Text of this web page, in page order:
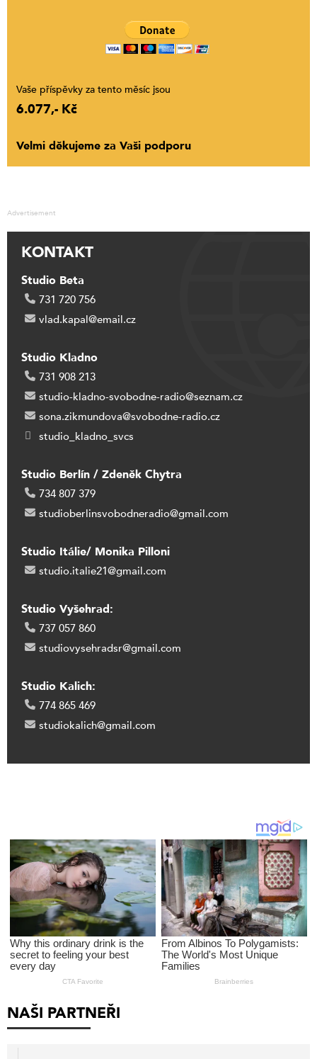
Vaše příspěvky za tento měsíc jsou
6.077,- Kč
Velmi děkujeme za Vaši podporu
Advertisement
KONTAKT
Studio Beta
731 720 756
vlad.kapal@email.cz
Studio Kladno
731 908 213
studio-kladno-svobodne-radio@seznam.cz
sona.zikmundova@svobodne-radio.cz
studio_kladno_svcs
Studio Berlín / Zdeněk Chytra
734 807 379
studioberlinsvobodneradio@gmail.com
Studio Itálie/ Monika Pilloni
studio.italie21@gmail.com
Studio Vyšehrad:
737 057 860
studiovysehradsr@gmail.com
Studio Kalich:
774 865 469
studiokalich@gmail.com
NAŠI PARTNEŘI